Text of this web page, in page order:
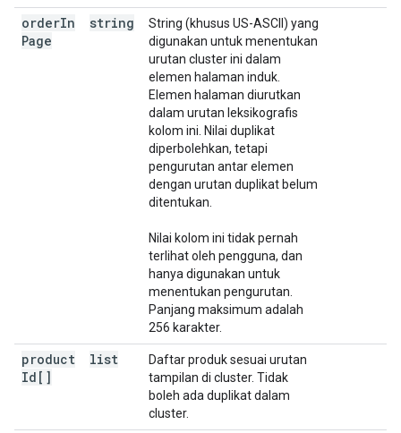
orderIn
Page
string
String (khusus US-ASCII) yang
digunakan untuk menentukan
urutan cluster ini dalam
elemen halaman induk.
Elemen halaman diurutkan
dalam urutan leksikografis
kolom ini. Nilai duplikat
diperbolehkan, tetapi
pengurutan antar elemen
dengan urutan duplikat belum
ditentukan.
Nilai kolom ini tidak pernah
terlihat oleh pengguna, dan
hanya digunakan untuk
menentukan pengurutan.
Panjang maksimum adalah
256 karakter.
product
Id[]
list
Daftar produk sesuai urutan
tampilan di cluster. Tidak
boleh ada duplikat dalam
cluster.